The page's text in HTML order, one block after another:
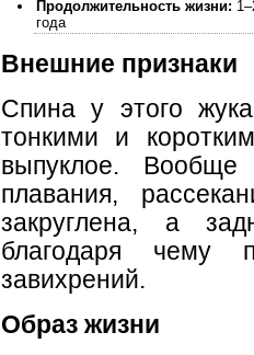
Продолжительность жизни:
года
Внешние признаки
Спина у этого
тонкими и
выпуклое.
плавания,
закруглена, а
благодаря чему
завихрений.
Образ жизни